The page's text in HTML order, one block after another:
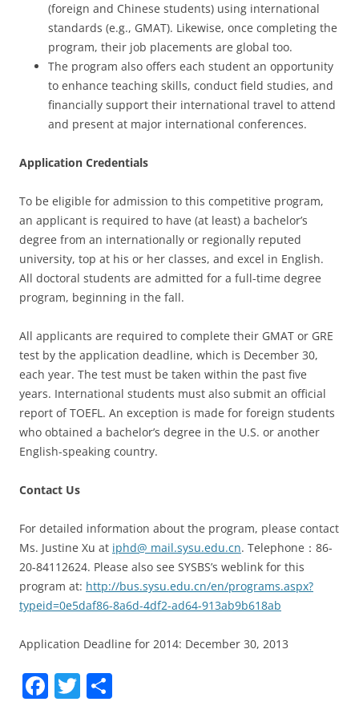
(foreign and Chinese students) using international
standards (e.g., GMAT). Likewise, once completing the
program, their job placements are global too.
The program also offers each student an opportunity
to enhance teaching skills, conduct field studies, and
financially support their international travel to attend
and present at major international conferences.
Application Credentials
To be eligible for admission to this competitive program,
an applicant is required to have (at least) a bachelor’s
degree from an internationally or regionally reputed
university, top at his or her classes, and excel in English.
All doctoral students are admitted for a full-time degree
program, beginning in the fall.
All applicants are required to complete their GMAT or GRE
test by the application deadline, which is December 30,
each year. The test must be taken within the past five
years. International students must also submit an official
report of TOEFL. An exception is made for foreign students
who obtained a bachelor’s degree in the U.S. or another
English-speaking country.
Contact Us
For detailed information about the program, please contact
Ms. Justine Xu at iphd@ mail.sysu.edu.cn. Telephone：86-
20-84112624. Please also see SYSBS’s weblink for this
program at: http://bus.sysu.edu.cn/en/programs.aspx?
typeid=0e5daf86-8a6d-4df2-ad64-913ab9b618ab
Application Deadline for 2014: December 30, 2013
F T